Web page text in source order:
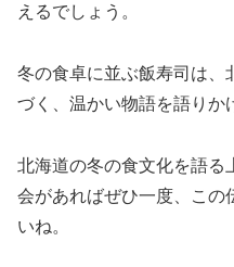
えるでしょう。
冬の食卓に並ぶ飯寿司は、
づく、温かい物語を語りか
北海道の冬の食文化を語る
会があればぜひ一度、この
いね。